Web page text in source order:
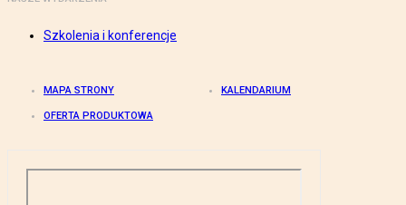
Szkolenia i konferencje
MAPA STRONY KALENDARIUM
OFERTA PRODUKTOWA